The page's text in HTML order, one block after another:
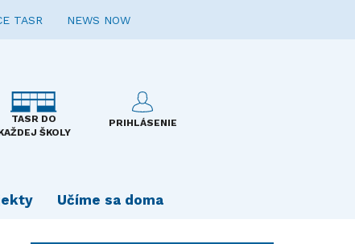
TASR NEWS NOW
TASR DO
ŠKOLY
PRIHLÁSENIE
Učíme sa doma